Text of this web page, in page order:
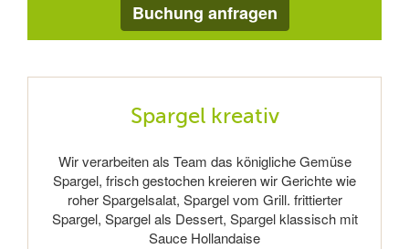
Buchung anfragen
Spargel kreativ
Wir verarbeiten als Team das königliche Gemüse
Spargel, frisch gestochen kreieren wir Gerichte wie
roher Spargelsalat, Spargel vom Grill. frittierter
Spargel, Spargel als Dessert, Spargel klassisch mit
Sauce Hollandaise